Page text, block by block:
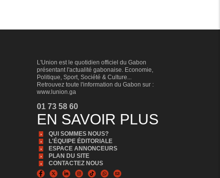
L'Union est le quotidien officiel du Gabon
présentant l'actualité gabonaise. Economie,
Politique, Sport, Société & Culture...
Retrouvez toute l'information du Gabon sur :
www.lunion.ga
01 73 58 60
EN SAVOIR PLUS
QUI SOMMES NOUS?
L'ÉQUIPE ÉDITORIALE
ESPACE ANNONCEURS
PLAN DU SITE
CONTACTEZ NOUS